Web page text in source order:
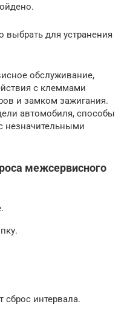
выбрать для устранения
обслуживание,
с клеммами
и замком зажигания.
автомобиля, способы
незначительными
межсервисного
интервала.